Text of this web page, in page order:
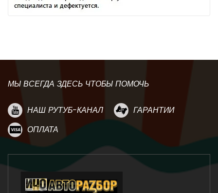
МЫ ВСЕГДА ЗДЕСЬ ЧТОБЫ ПОМОЧЬ
НАШ РУТУБ-КАНАЛ
ГАРАНТИИ
ОПЛАТА